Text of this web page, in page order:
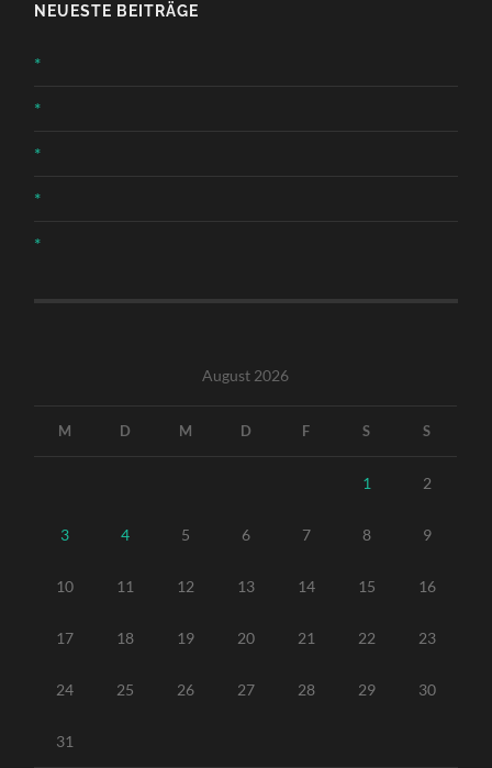
NEUESTE BEITRÄGE
*
*
*
*
*
August 2026
M D M D F S S
1 2
3 4 5 6 7 8 9
10 11 12 13 14 15 16
17 18 19 20 21 22 23
24 25 26 27 28 29 30
31